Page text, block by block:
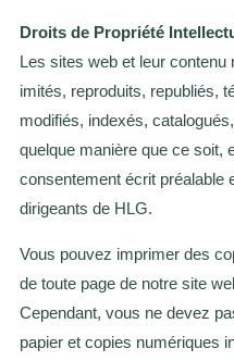
Droits de Propriété
Les sites web et leur contenu
imités, reproduits, republiés,
modifiés, indexés,
quelque manière que ce soit,
consentement écrit préalable
dirigeants de HLG.
Vous pouvez imprimer des
de toute page de notre site
Cependant, vous ne devez
papier et copies numériques